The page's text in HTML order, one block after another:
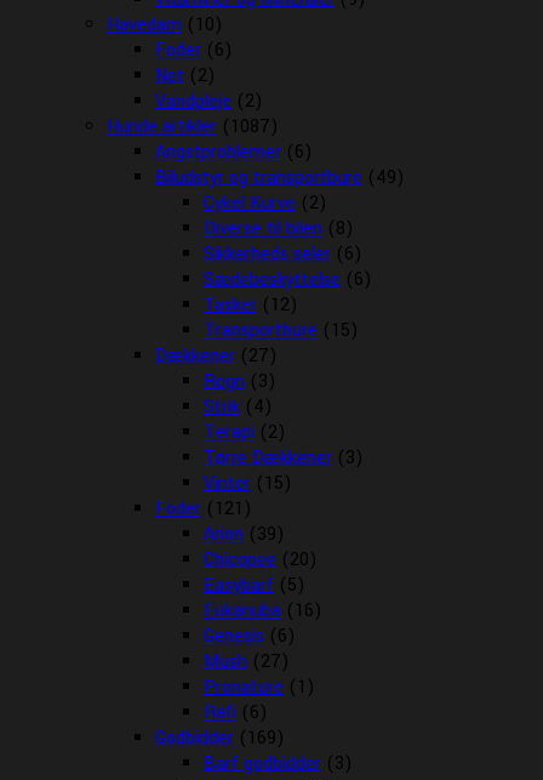
Havedam (10)
Foder (6)
Net (2)
Vandpleje (2)
Hunde artikler (1087)
Angstproblemer (6)
Biludstyr og transportbure (49)
Cykel Kurve (2)
Diverse til bilen (8)
Sikkerheds seler (6)
Sædebeskyttelse (6)
Tasker (12)
Transportbure (15)
Dækkener (27)
Regn (3)
Strik (4)
Terapi (2)
Tørre Dækkener (3)
Vinter (15)
Foder (121)
Arion (39)
Chicopee (20)
Easybarf (5)
Eukanuba (16)
Genesis (6)
Mush (27)
Pronature (1)
Rafi (6)
Godbidder (169)
Barf godbidder (3)